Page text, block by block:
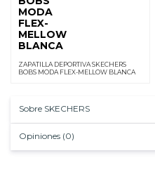
MODA
FLEX-
MELLOW
BLANCA
ZAPATILLA DEPORTIVA SKECHERS
BOBS MODA FLEX-MELLOW BLANCA
Sobre SKECHERS
Opiniones (0)